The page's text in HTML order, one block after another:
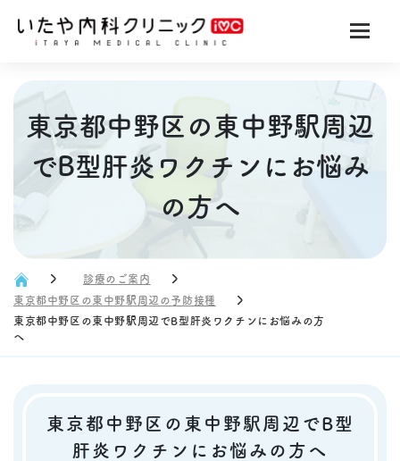
東京都中野区の東中野駅周辺
でB型肝炎ワクチンにお悩み
の方へ
診療のご案内
東京都中野区の東中野駅周辺の予防接種
東京都中野区の東中野駅周辺でB型肝炎ワクチンにお悩みの方
へ
東京都中野区の東中野駅周辺でB型
肝炎ワクチンにお悩みの方へ